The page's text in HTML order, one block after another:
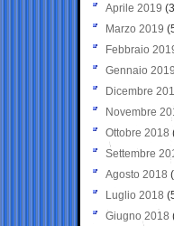
Aprile 2019
Marzo 2019
Febbraio
Gennaio 2019
Dicembre
Novembre
Ottobre 2018
Settembre
Agosto 2018
Luglio 2018
Giugno 2018